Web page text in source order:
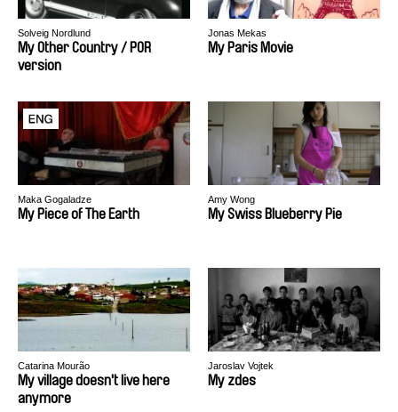
Solveig Nordlund
My Other Country / POR
version
Jonas Mekas
My Paris Movie
Maka Gogaladze
My Piece of The Earth
Amy Wong
My Swiss Blueberry Pie
Catarina Mourão
My village doesn't live here
anymore
Jaroslav Vojtek
My zdes